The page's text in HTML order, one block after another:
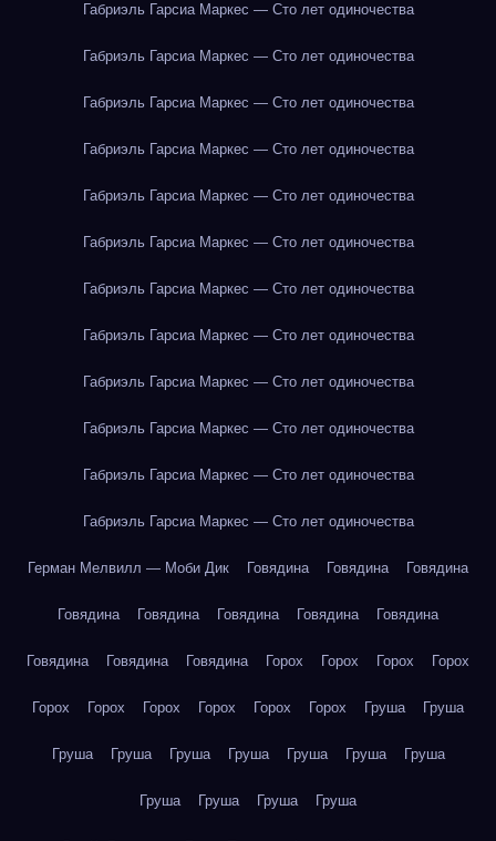
Габриэль Гарсиа Маркес — Сто лет одиночества
Габриэль Гарсиа Маркес — Сто лет одиночества
Габриэль Гарсиа Маркес — Сто лет одиночества
Габриэль Гарсиа Маркес — Сто лет одиночества
Габриэль Гарсиа Маркес — Сто лет одиночества
Габриэль Гарсиа Маркес — Сто лет одиночества
Габриэль Гарсиа Маркес — Сто лет одиночества
Габриэль Гарсиа Маркес — Сто лет одиночества
Габриэль Гарсиа Маркес — Сто лет одиночества
Габриэль Гарсиа Маркес — Сто лет одиночества
Габриэль Гарсиа Маркес — Сто лет одиночества
Габриэль Гарсиа Маркес — Сто лет одиночества
Герман Мелвилл — Моби Дик Говядина Говядина Говядина
Говядина Говядина Говядина Говядина Говядина
Говядина Говядина Говядина Горох Горох Горох Горох
Горох Горох Горох Горох Горох Горох Груша Груша
Груша Груша Груша Груша Груша Груша Груша
Груша Груша Груша Груша